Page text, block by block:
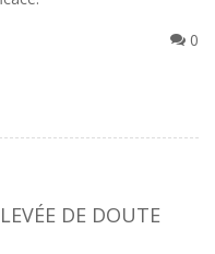
0
DE DOUTE